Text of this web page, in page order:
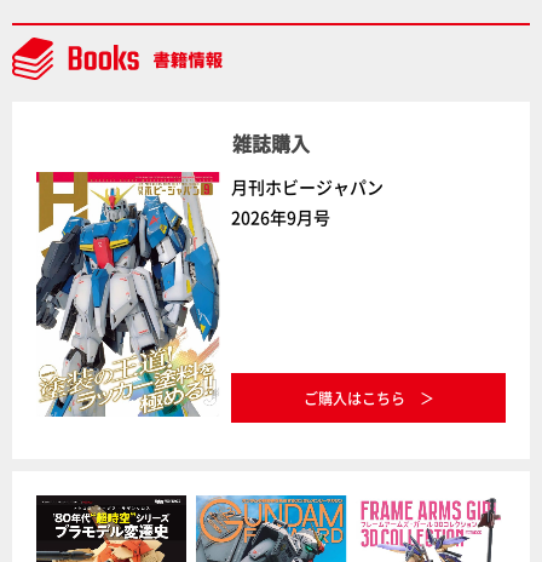
ト」セット情報もお届け！【超合金の魂】
雑誌購入
月刊ホビージャパン
2026年9月号
ご購入はこちら